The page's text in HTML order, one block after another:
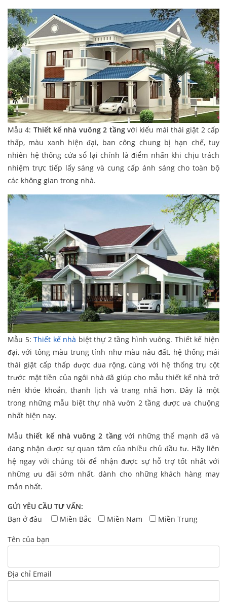
Mẫu 4: Thiết kế nhà vuông 2 tầngvới kiếu mái thái giật 2 cấp
thấp, màu xanh hiện đại, ban công chung bị hạn chế, tuy
nhiên hệ thống cửa sổ lại chính là điểm nhấn khi chịu trách
nhiệm trực tiếp lấy sáng và cung cấp ánh sáng cho toàn bộ
các không gian trong nhà.
Mẫu 5:Thiết kế nhà biệt thự 2 tầng hình vuông. Thiết kế hiện
đại, với tông màu trung tính như màu nâu đất, hệ thống mái
thái giật cấp thấp được đua rộng, cùng với hệ thống trụ cột
trước mặt tiền của ngôi nhà đã giúp cho mẫu thiết kế nhà trở
nên khỏe khoắn, thanh lịch và trang nhã hơn. Đây là một
trong những mẫu biệt thự nhà vườn 2 tầng được ưa chuộng
nhất hiện nay.
Mẫuthiết kế nhà vuông 2 tầngvới những thế mạnh đã và
đang nhận được sự quan tâm của nhiều chủ đầu tư. Hãy liên
hệ ngay với chúng tôi để nhận được sự hỗ trợ tốt nhất với
những ưu đãi sớm nhất, dành cho những khách hàng may
mắn nhất.
GỬI YÊU CẦU TƯ VẤN:
Bạn ở đâu
Miền Bắc Miền Nam Miền Trung
Tên của bạn
Địa chỉ Email